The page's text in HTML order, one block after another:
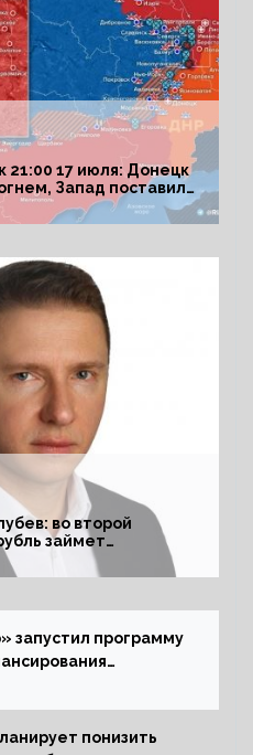
21:00 17 июля: Донецк
Запад поставил
во второй
займет
запустил программу
понизить